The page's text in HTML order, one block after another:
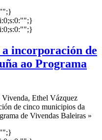
incorporación de
ao Programa
Vivenda, Ethel Vázquez
de cinco municipios da
de Vivendas Baleiras »